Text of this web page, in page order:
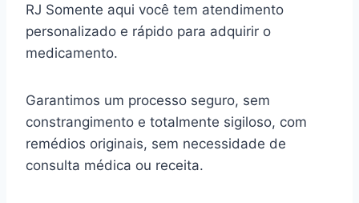
RJ Somente aqui você tem atendimento
personalizado e rápido para adquirir o
medicamento.
Garantimos um processo seguro, sem
constrangimento e totalmente sigiloso, com
remédios originais, sem necessidade de
consulta médica ou receita.